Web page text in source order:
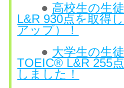
● 高校生の生
L&R 930点を取得
アップ）！
● 大学生の生
TOEIC® L&R 255
しました！